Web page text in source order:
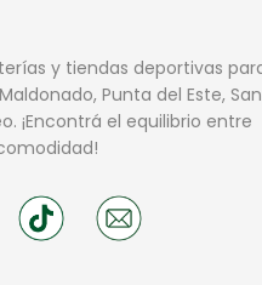
y tiendas deportivas
Punta del Este, San
¡Encontrá el equilibrio entre